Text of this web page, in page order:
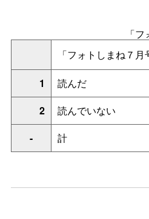
「
「フォトしまね７
1
読んだ
2
読んでいない
-
計